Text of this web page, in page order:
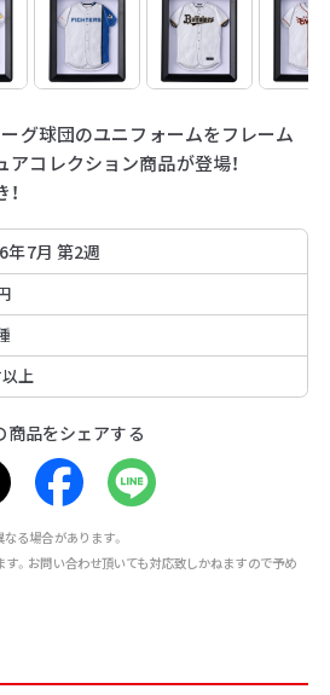
グ球団のユニフォームをフレーム
コレクション商品が登場！
年7月 第2週
上
商品をシェアする
る場合があります。
。お問い合わせ頂いても対応致しかねますので予め